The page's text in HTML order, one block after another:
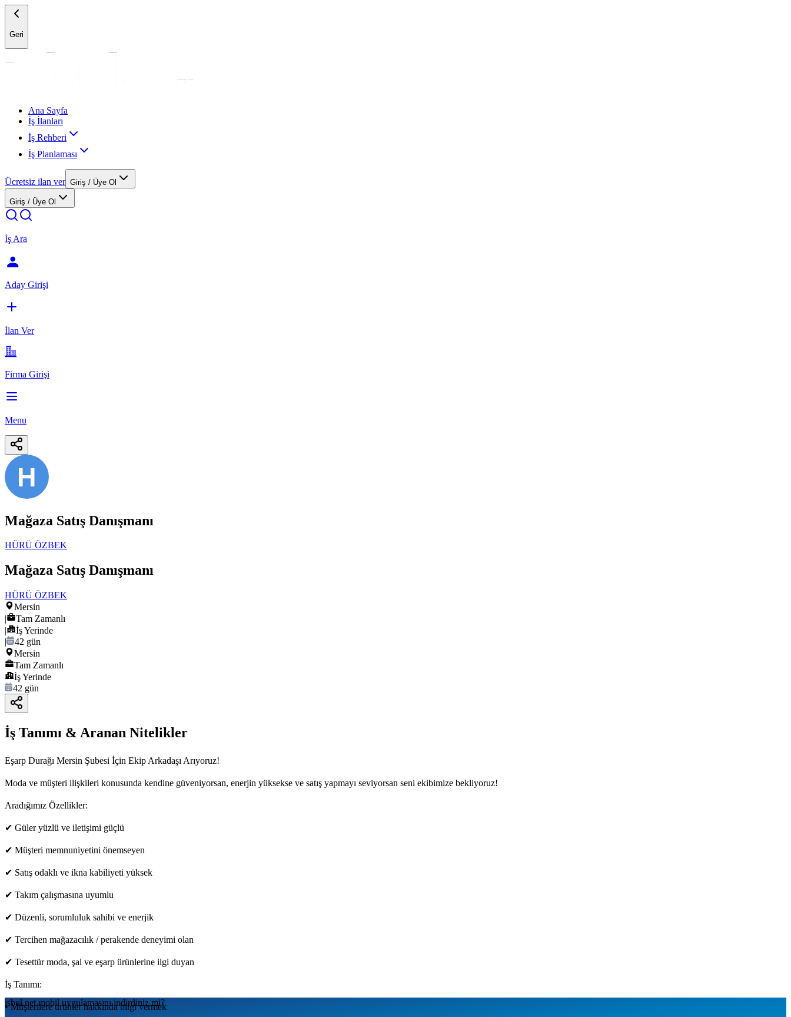
Geri
Ana Sayfa
İş İlanları
İş Rehberi
İş Planlaması
Ücretsiz ilan ver Giriş / Üye Ol
Giriş / Üye Ol
İş Ara
Aday Girişi
İlan Ver
Firma Girişi
Menu
H
Mağaza Satış Danışmanı
HÜRÜ ÖZBEK
Mağaza Satış Danışmanı
HÜRÜ ÖZBEK
Mersin
|
Tam Zamanlı
|
İş Yerinde
|
42 gün
Mersin
Tam Zamanlı
İş Yerinde
42 gün
İş Tanımı & Aranan Nitelikler
Eşarp Durağı Mersin Şubesi İçin Ekip Arkadaşı Arıyoruz!
Moda ve müşteri ilişkileri konusunda kendine güveniyorsan, enerjin yüksekse ve satış yapmayı seviyorsan seni ekibimize bekliyoruz!
Aradığımız Özellikler:
✔ Güler yüzlü ve iletişimi güçlü
✔ Müşteri memnuniyetini önemseyen
✔ Satış odaklı ve ikna kabiliyeti yüksek
✔ Takım çalışmasına uyumlu
✔ Düzenli, sorumluluk sahibi ve enerjik
✔ Tercihen mağazacılık / perakende deneyimi olan
✔ Tesettür moda, şal ve eşarp ürünlerine ilgi duyan
İş Tanımı:
• Müşterilere ürünler hakkında bilgi vermek
isbul.netmobil uygulamаsını indirdiniz mi?